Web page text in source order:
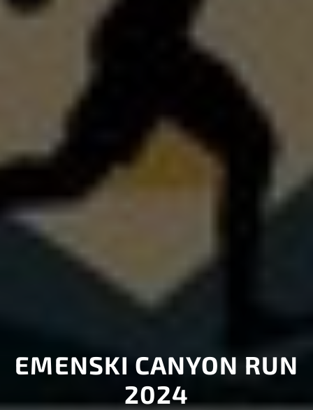
EMENSKI CANYON RUN
2024